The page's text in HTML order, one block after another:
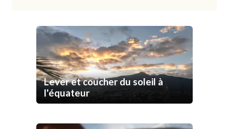
Lever et coucher du soleil à
l'équateur